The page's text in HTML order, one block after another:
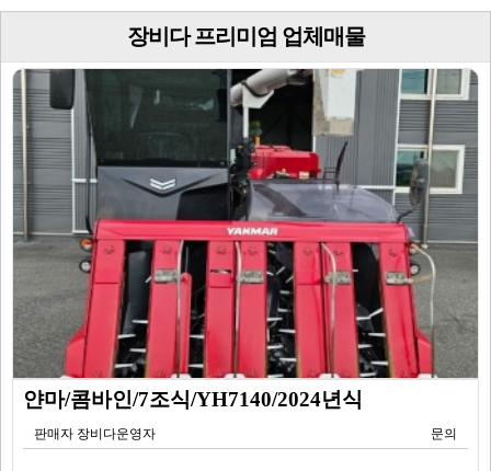
장비다 프리미엄 업체매물
얀마/콤바인/7조식/YH7140/2024년식
판매자 장비다운영자 문의